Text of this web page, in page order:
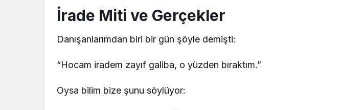
İrade Miti ve Gerçekler
Danışanlarımdan biri bir gün şöyle demişti:
“Hocam iradem zayıf galiba, o yüzden bıraktım.”
Oysa bilim bize şunu söylüyor: